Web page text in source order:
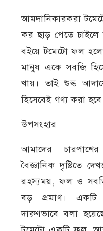
আমদানিকারকরা
কর ছাড় পেতে চাইলে
বইয়ে টমেটো ফল
মানুষ একে সবজি
খায়। তাই শুল্ক
হিসেবেই গণ্য করা
উপসংহার
আমাদের
বৈজ্ঞানিক দৃষ্টিতে
রহস্যময়, ফল ও
বড় প্রমাণ। একটি
দারুণভাবে বলা